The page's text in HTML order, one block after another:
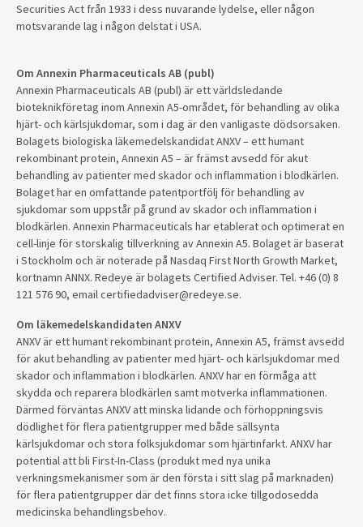
Securities Act från 1933 i dess nuvarande lydelse, eller någon
motsvarande lag i någon delstat i USA.
Om Annexin Pharmaceuticals AB (publ)
Annexin Pharmaceuticals AB (publ) är ett världsledande
bioteknikföretag inom Annexin A5-området, för behandling av olika
hjärt- och kärlsjukdomar, som i dag är den vanligaste dödsorsaken.
Bolagets biologiska läkemedelskandidat ANXV – ett humant
rekombinant protein, Annexin A5 – är främst avsedd för akut
behandling av patienter med skador och inflammation i blodkärlen.
Bolaget har en omfattande patentportfölj för behandling av
sjukdomar som uppstår på grund av skador och inflammation i
blodkärlen. Annexin Pharmaceuticals har etablerat och optimerat en
cell-linje för storskalig tillverkning av Annexin A5. Bolaget är baserat
i Stockholm och är noterade på Nasdaq First North Growth Market,
kortnamn ANNX. Redeye är bolagets Certified Adviser. Tel. +46 (0) 8
121 576 90, email certifiedadviser@redeye.se.
Om läkemedelskandidaten ANXV
ANXV är ett humant rekombinant protein, Annexin A5, främst avsedd
för akut behandling av patienter med hjärt- och kärlsjukdomar med
skador och inflammation i blodkärlen. ANXV har en förmåga att
skydda och reparera blodkärlen samt motverka inflammationen.
Därmed förväntas ANXV att minska lidande och förhoppningsvis
dödlighet för flera patientgrupper med både sällsynta
kärlsjukdomar och stora folksjukdomar som hjärtinfarkt. ANXV har
potential att bli First-In-Class (produkt med nya unika
verkningsmekanismer som är den första i sitt slag på marknaden)
för flera patientgrupper där det finns stora icke tillgodosedda
medicinska behandlingsbehov.